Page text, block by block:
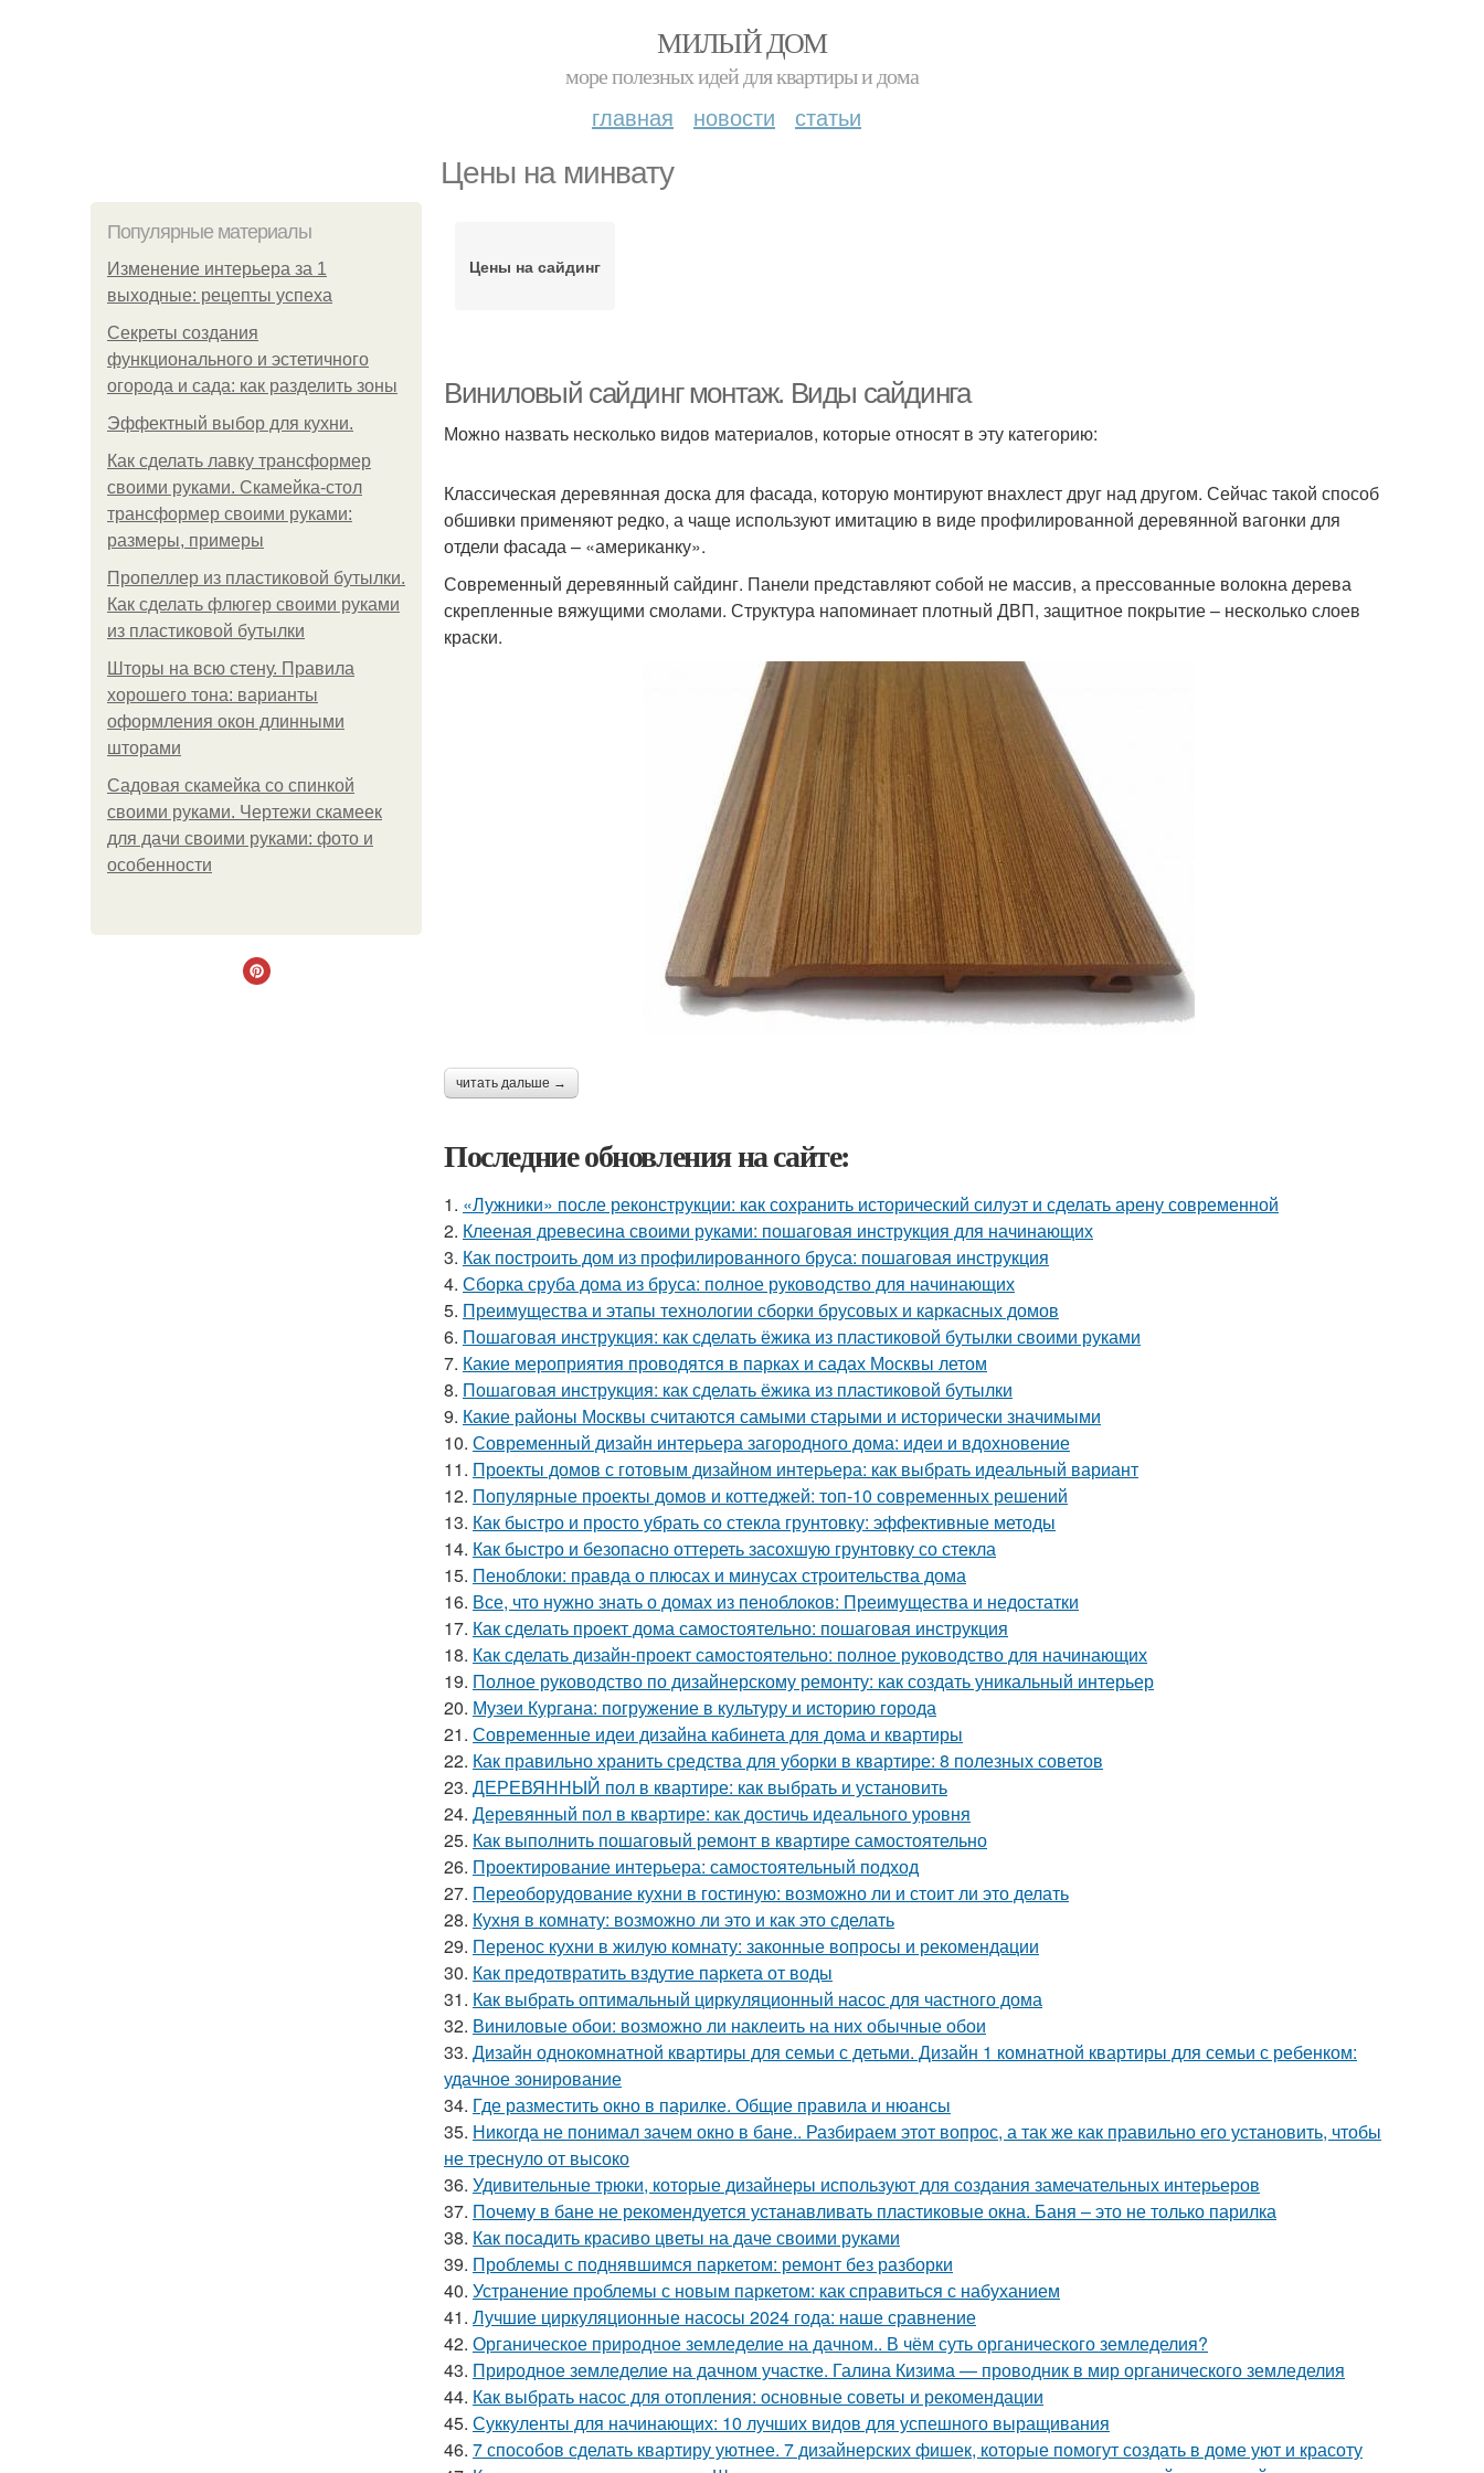
МИЛЫЙ ДОМ
море полезных идей для квартиры и дома
главная новости статьи
Цены на минвату
Популярные материалы
Изменение интерьера за 1
выходные: рецепты успеха
Секреты создания
функционального и эстетичного
огорода и сада: как разделить зоны
Эффектный выбор для кухни.
Как сделать лавку трансформер
своими руками. Скамейка-стол
трансформер своими руками:
размеры, примеры
Пропеллер из пластиковой бутылки.
Как сделать флюгер своими руками
из пластиковой бутылки
Шторы на всю стену. Правила
хорошего тона: варианты
оформления окон длинными
шторами
Садовая скамейка со спинкой
своими руками. Чертежи скамеек
для дачи своими руками: фото и
особенности
Цены на сайдинг
Виниловый сайдинг монтаж. Виды сайдинга
Можно назвать несколько видов материалов, которые относят в эту категорию:
Классическая деревянная доска для фасада, которую монтируют внахлест друг над другом. Сейчас такой способ
обшивки применяют редко, а чаще используют имитацию в виде профилированной деревянной вагонки для
отдели фасада – «американку».
Современный деревянный сайдинг. Панели представляют собой не массив, а прессованные волокна дерева
скрепленные вяжущими смолами. Структура напоминает плотный ДВП, защитное покрытие – несколько слоев
краски.
читать дальше →
Последние обновления на сайте:
1. «Лужники» после реконструкции: как сохранить исторический силуэт и сделать арену современной
2. Клееная древесина своими руками: пошаговая инструкция для начинающих
3. Как построить дом из профилированного бруса: пошаговая инструкция
4. Сборка сруба дома из бруса: полное руководство для начинающих
5. Преимущества и этапы технологии сборки брусовых и каркасных домов
6. Пошаговая инструкция: как сделать ёжика из пластиковой бутылки своими руками
7. Какие мероприятия проводятся в парках и садах Москвы летом
8. Пошаговая инструкция: как сделать ёжика из пластиковой бутылки
9. Какие районы Москвы считаются самыми старыми и исторически значимыми
10. Современный дизайн интерьера загородного дома: идеи и вдохновение
11. Проекты домов с готовым дизайном интерьера: как выбрать идеальный вариант
12. Популярные проекты домов и коттеджей: топ-10 современных решений
13. Как быстро и просто убрать со стекла грунтовку: эффективные методы
14. Как быстро и безопасно оттереть засохшую грунтовку со стекла
15. Пеноблоки: правда о плюсах и минусах строительства дома
16. Все, что нужно знать о домах из пеноблоков: Преимущества и недостатки
17. Как сделать проект дома самостоятельно: пошаговая инструкция
18. Как сделать дизайн-проект самостоятельно: полное руководство для начинающих
19. Полное руководство по дизайнерскому ремонту: как создать уникальный интерьер
20. Музеи Кургана: погружение в культуру и историю города
21. Современные идеи дизайна кабинета для дома и квартиры
22. Как правильно хранить средства для уборки в квартире: 8 полезных советов
23. ДЕРЕВЯННЫЙ пол в квартире: как выбрать и установить
24. Деревянный пол в квартире: как достичь идеального уровня
25. Как выполнить пошаговый ремонт в квартире самостоятельно
26. Проектирование интерьера: самостоятельный подход
27. Переоборудование кухни в гостиную: возможно ли и стоит ли это делать
28. Кухня в комнату: возможно ли это и как это сделать
29. Перенос кухни в жилую комнату: законные вопросы и рекомендации
30. Как предотвратить вздутие паркета от воды
31. Как выбрать оптимальный циркуляционный насос для частного дома
32. Виниловые обои: возможно ли наклеить на них обычные обои
33. Дизайн однокомнатной квартиры для семьи с детьми. Дизайн 1 комнатной квартиры для семьи с ребенком:
удачное зонирование
34. Где разместить окно в парилке. Общие правила и нюансы
35. Никогда не понимал зачем окно в бане.. Разбираем этот вопрос, а так же как правильно его установить, чтобы
не треснуло от высоко
36. Удивительные трюки, которые дизайнеры используют для создания замечательных интерьеров
37. Почему в бане не рекомендуется устанавливать пластиковые окна. Баня – это не только парилка
38. Как посадить красиво цветы на даче своими руками
39. Проблемы с поднявшимся паркетом: ремонт без разборки
40. Устранение проблемы с новым паркетом: как справиться с набуханием
41. Лучшие циркуляционные насосы 2024 года: наше сравнение
42. Органическое природное земледелие на дачном.. В чём суть органического земледелия?
43. Природное земледелие на дачном участке. Галина Кизима — проводник в мир органического земледелия
44. Как выбрать насос для отопления: основные советы и рекомендации
45. Суккуленты для начинающих: 10 лучших видов для успешного выращивания
46. 7 способов сделать квартиру уютнее. 7 дизайнерских фишек, которые помогут создать в доме уют и красоту